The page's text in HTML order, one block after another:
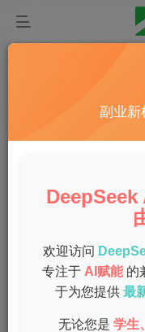
手机兼职赚钱真的
随着智能手机的普及
人开始关注“手机兼职
渐增大的今天，许多
生活。但是，手机兼
到靠谱的平台？本文
副业新
DeepSeek
欢迎访问
专注于 AI赋能 的
于为您提供 最
无论您是 学生